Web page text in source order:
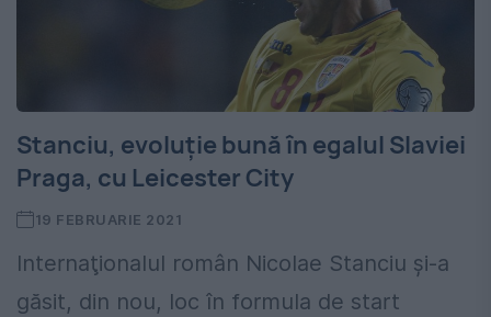
Stanciu, evoluţie bună în egalul Slaviei
Praga, cu Leicester City
19 FEBRUARIE 2021
Internaţionalul român Nicolae Stanciu şi-a
găsit, din nou, loc în formula de start